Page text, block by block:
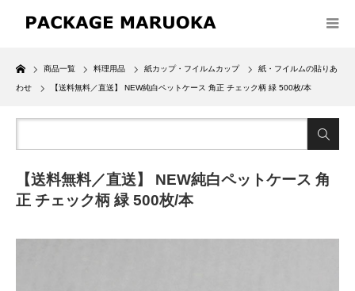
Home
商品一覧 料理用品 紙カップ・フイルムカップ 紙・フイルムの貼りあ
わせ 【送料無料／直送】 NEW純白ペットケース 角正 チェック柄 緑 500枚/本
【送料無料／直送】 NEW純白ペットケース 角
正 チェック柄 緑 500枚/本